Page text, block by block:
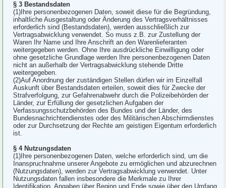
§ 3 Bestandsdaten
(1)Ihre personenbezogenen Daten, soweit diese für die Begründung,
inhaltliche Ausgestaltung oder Änderung des Vertragsverhältnisses
erforderlich sind (Bestandsdaten), werden ausschließlich zur
Vertragsabwicklung verwendet. So muss z.B. zur Zustellung der
Waren Ihr Name und Ihre Anschrift an den Warenlieferanten
weitergegeben werden. Ohne Ihre ausdrückliche Einwilligung oder
ohne gesetzliche Grundlage werden Ihre personenbezogenen Daten
nicht an außerhalb der Vertragsabwicklung stehende Dritte
weitergegeben.
(2)Auf Anordnung der zuständigen Stellen dürfen wir im Einzelfall
Auskunft über Bestandsdaten erteilen, soweit dies für Zwecke der
Strafverfolgung, zur Gefahrenabwehr durch die Polizeibehörden der
Länder, zur Erfüllung der gesetzlichen Aufgaben der
Verfassungsschutzbehörden des Bundes und der Länder, des
Bundesnachrichtendienstes oder des Militärischen Abschirmdienstes
oder zur Durchsetzung der Rechte am geistigen Eigentum erforderlich
ist.
§ 4 Nutzungsdaten
(1)Ihre personenbezogenen Daten, welche erforderlich sind, um die
Inanspruchnahme unserer Angebote zu ermöglichen und abzurechnen
(Nutzungsdaten), werden zur Vertragsabwicklung verwendet. Unter
Nutzungsdaten fallen insbesondere die Merkmale zu Ihrer
Identifikation, Angaben über Beginn und Ende sowie über den Umfang